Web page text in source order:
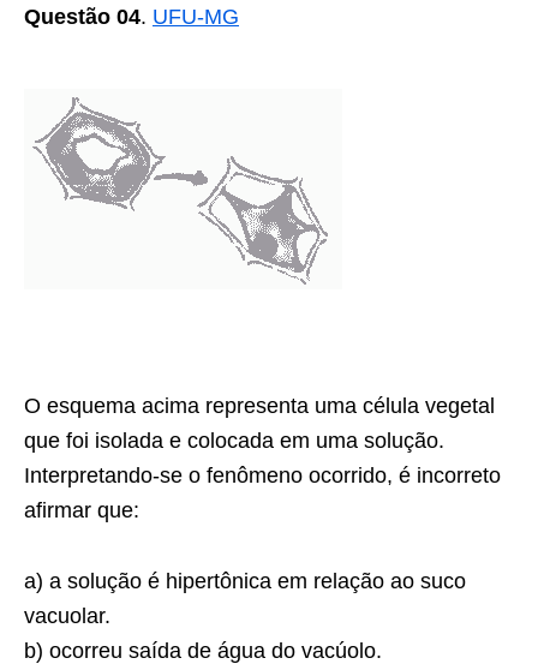
Questão 04. UFU-MG
O esquema acima representa uma célula vegetal
que foi isolada e colocada em uma solução.
Interpretando-se o fenômeno ocorrido, é incorreto
afirmar que:
a) a solução é hipertônica em relação ao suco
vacuolar.
b) ocorreu saída de água do vacúolo.